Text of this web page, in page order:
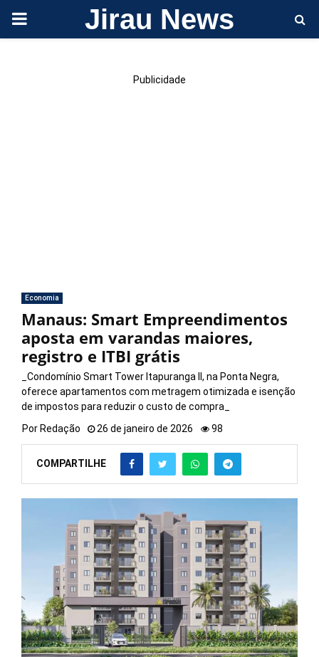
PRIMARY Jirau News
Publicidade
Economia
Manaus: Smart Empreendimentos
aposta em varandas maiores,
registro e ITBI grátis
_Condomínio Smart Tower Itapuranga II, na Ponta Negra,
oferece apartamentos com metragem otimizada e isenção
de impostos para reduzir o custo de compra_
Por Redação 26 de janeiro de 2026 98
COMPARTILHE